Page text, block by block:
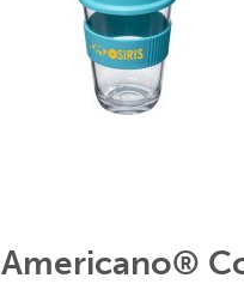
Americano®